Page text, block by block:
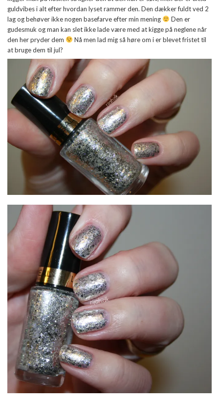
guldvibes i alt efter hvordan lyset rammer den. Den dækker fuldt ved 2
lag og behøver ikke nogen basefarve efter min mening
Den er
gudesmuk og man kan slet ikke lade være med at kigge på neglene når
den her pryder dem
Nå men lad mig så høre om i er blevet fristet til
at bruge dem til jul?